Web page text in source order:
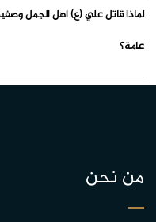
لماذا قاتل علي (ع) أهل الجمل
عامة؟
من نحن